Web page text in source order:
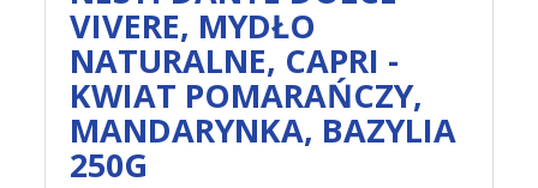
VIVERE, MYDŁO
NATURALNE, CAPRI -
KWIAT POMARAŃCZY,
MANDARYNKA, BAZYLIA
250G